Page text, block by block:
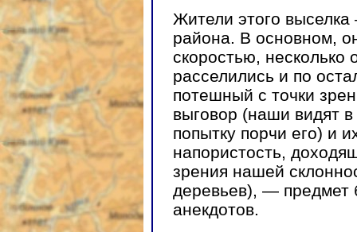
Жители этого
района. В основном,
скоростью,
расселились и по
потешный с точки
выговор (наши видят
попытку порчи его) и
напористость,
зрения нашей
деревьев), — предмет
анекдотов.